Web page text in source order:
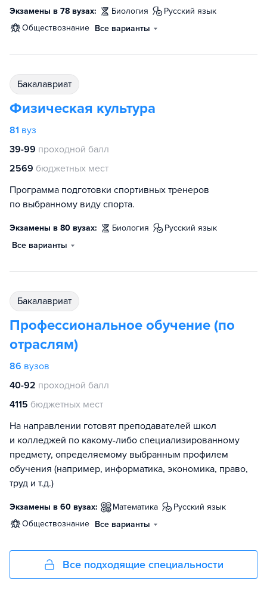
Экзамены в 78 вузах: биология
русский язык
обществознание Все варианты
бакалавриат
Физическая культура
81 вуз
39-99 проходной балл
2569 бюджетных мест
Программа подготовки спортивных тренеров
по выбранному виду спорта.
Экзамены в 80 вузах: биология
русский язык
Все варианты
бакалавриат
Профессиональное обучение (по
отраслям)
86 вузов
40-92 проходной балл
4115 бюджетных мест
На направлении готовят преподавателей школ
и колледжей по какому-либо специализированному
предмету, определяемому выбранным профилем
обучения (например, информатика, экономика, право,
труд и т.д.)
Экзамены в 60 вузах: математика
русский язык
обществознание Все варианты
Все подходящие специальности